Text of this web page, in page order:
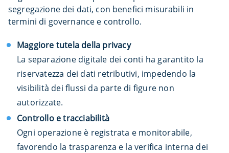
segregazione dei dati, con benefici misurabili in
termini di governance e controllo.
Maggiore tutela della privacy
La separazione digitale dei conti ha garantito la
riservatezza dei dati retributivi, impedendo la
visibilità dei flussi da parte di figure non
autorizzate.
Controllo e tracciabilità
Ogni operazione è registrata e monitorabile,
favorendo la trasparenza e la verifica interna dei